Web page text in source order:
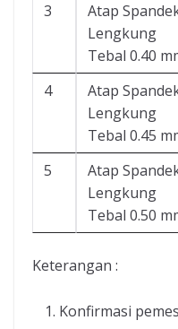
3
Atap
Lengkung
Tebal 0.40
4
Atap
Lengkung
Tebal 0.45
5
Atap
Lengkung
Tebal 0.50
Keterangan :
Konfirmasi